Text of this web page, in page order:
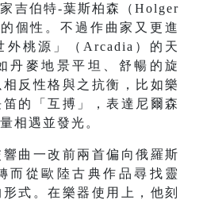
吉伯特-葉斯柏森（Holger
個性。不過作曲家又更進
外桃源」（Arcadia）的天
丹麥地景平坦、舒暢的旋
反性格與之抗衡，比如樂
的「互搏」，表達尼爾森
相遇並發光。
曲一改前兩首偏向俄羅斯
而從歐陸古典作品尋找靈
式。在樂器使用上，他刻